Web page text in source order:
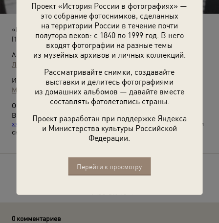
Проект «История России в фотографиях» —
это собрание фотоснимков, сделанных
на территории России в течение почти
полутора веков: с 1840 по 1999 год. В него
входят фотографии на разные темы
из музейных архивов и личных коллекций.
Рассматривайте снимки, создавайте
выставки и делитесь фотографиями
из домашних альбомов — давайте вместе
составлять фотолетопись страны.
Проект разработан при поддержке Яндекса
и Министерства культуры Российской
Федерации.
Перейти к просмотру
«Генка»
(1959 год)
Автор:
Леонид Бергольцев
Источники:
МАММ / МДФ
О фотографии:
Выставки
«Симфония смеха»
«10 фотографий: Улыбки 1950-
х»
«Улыбки XX века»,«Фотограф Леонид Бергольцев»с этим
снимком.
Расскажите друзьям об этом фото
0 комментариев